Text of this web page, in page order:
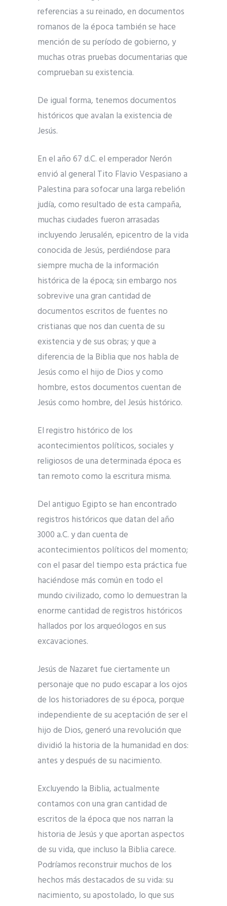
referencias a su reinado, en documentos
romanos de la época también se hace
mención de su período de gobierno, y
muchas otras pruebas documentarias que
comprueban su existencia.
De igual forma, tenemos documentos
históricos que avalan la existencia de
Jesús.
En el año 67 d.C. el emperador Nerón
envió al general Tito Flavio Vespasiano a
Palestina para sofocar una larga rebelión
judía, como resultado de esta campaña,
muchas ciudades fueron arrasadas
incluyendo Jerusalén, epicentro de la vida
conocida de Jesús, perdiéndose para
siempre mucha de la información
histórica de la época; sin embargo nos
sobrevive una gran cantidad de
documentos escritos de fuentes no
cristianas que nos dan cuenta de su
existencia y de sus obras; y que a
diferencia de la Biblia que nos habla de
Jesús como el hijo de Dios y como
hombre, estos documentos cuentan de
Jesús como hombre, del Jesús histórico.
El registro histórico de los
acontecimientos políticos, sociales y
religiosos de una determinada época es
tan remoto como la escritura misma.
Del antiguo Egipto se han encontrado
registros históricos que datan del año
3000 a.C. y dan cuenta de
acontecimientos políticos del momento;
con el pasar del tiempo esta práctica fue
haciéndose más común en todo el
mundo civilizado, como lo demuestran la
enorme cantidad de registros históricos
hallados por los arqueólogos en sus
excavaciones.
Jesús de Nazaret fue ciertamente un
personaje que no pudo escapar a los ojos
de los historiadores de su época, porque
independiente de su aceptación de ser el
hijo de Dios, generó una revolución que
dividió la historia de la humanidad en dos:
antes y después de su nacimiento.
Excluyendo la Biblia, actualmente
contamos con una gran cantidad de
escritos de la época que nos narran la
historia de Jesús y que aportan aspectos
de su vida, que incluso la Biblia carece.
Podríamos reconstruir muchos de los
hechos más destacados de su vida: su
nacimiento, su apostolado, lo que sus